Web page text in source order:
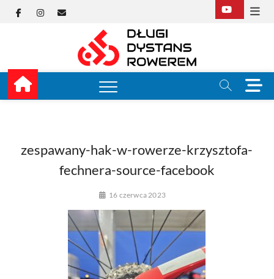
Facebook
Instagram
E-
Długi
M
e
u
zespawany-hak-w-rowerze-krzysztofa-
fechnera-source-facebook
16 czerwca 2023